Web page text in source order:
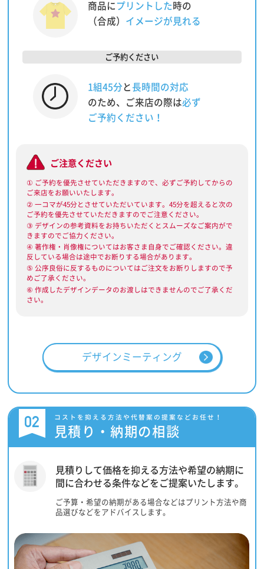
商品にプリントした 時の
（合成） イメージが見れる
ご予約ください
1組45分と 長時間の対応
のため、ご来店の際は必ず
ご予約ください！
ご注意ください
① ご予約を優先させていただきますので、必ずご予約してからの
ご来店をお願いいたします。
② 一コマが45分とさせていただいています。45分を超えると次の
ご予約を優先させていただきますのでご注意ください。
③ デザインの参考資料をお持ちいただくとスムーズなご案内がで
きますのでご協力ください。
④ 著作権・肖像権についてはお客さま自身でご確認ください。違
反している場合は途中でお断りする場合があります。
⑤ 公序良俗に反するものについてはご注文をお断りしますので予
めご了承ください。
⑥ 作成したデザインデータのお渡しはできませんのでご了承くだ
さい。
デザインミーティング
02 コストを抑える方法や代替案の提案などお任せ！
見積り・納期の相談
見積りして価格を抑える方法や希望の納期に
間に合わせる条件などをご提案いたします。
ご予算・希望の納期がある場合などはプリント方法や商
品選びなどをアドバイスします。